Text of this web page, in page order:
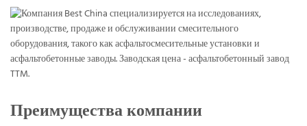
Преимущества компании